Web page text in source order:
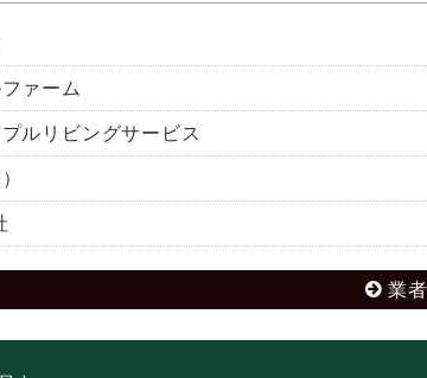
ァーム
ルリビングサービス
業